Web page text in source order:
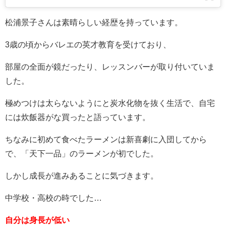
松浦景子さんは素晴らしい経歴を持っています。
3歳の頃からバレエの英才教育を受けており、
部屋の全面が鏡だったり、レッスンバーが取り付いていま
した。
極めつけは太らないようにと炭水化物を抜く生活で、自宅
には炊飯器がな買ったと語っています。
ちなみに初めて食べたラーメンは新喜劇に入団してから
で、「天下一品」のラーメンが初でした。
しかし成長が進みあることに気づきます。
中学校・高校の時でした…
自分は身長が低い